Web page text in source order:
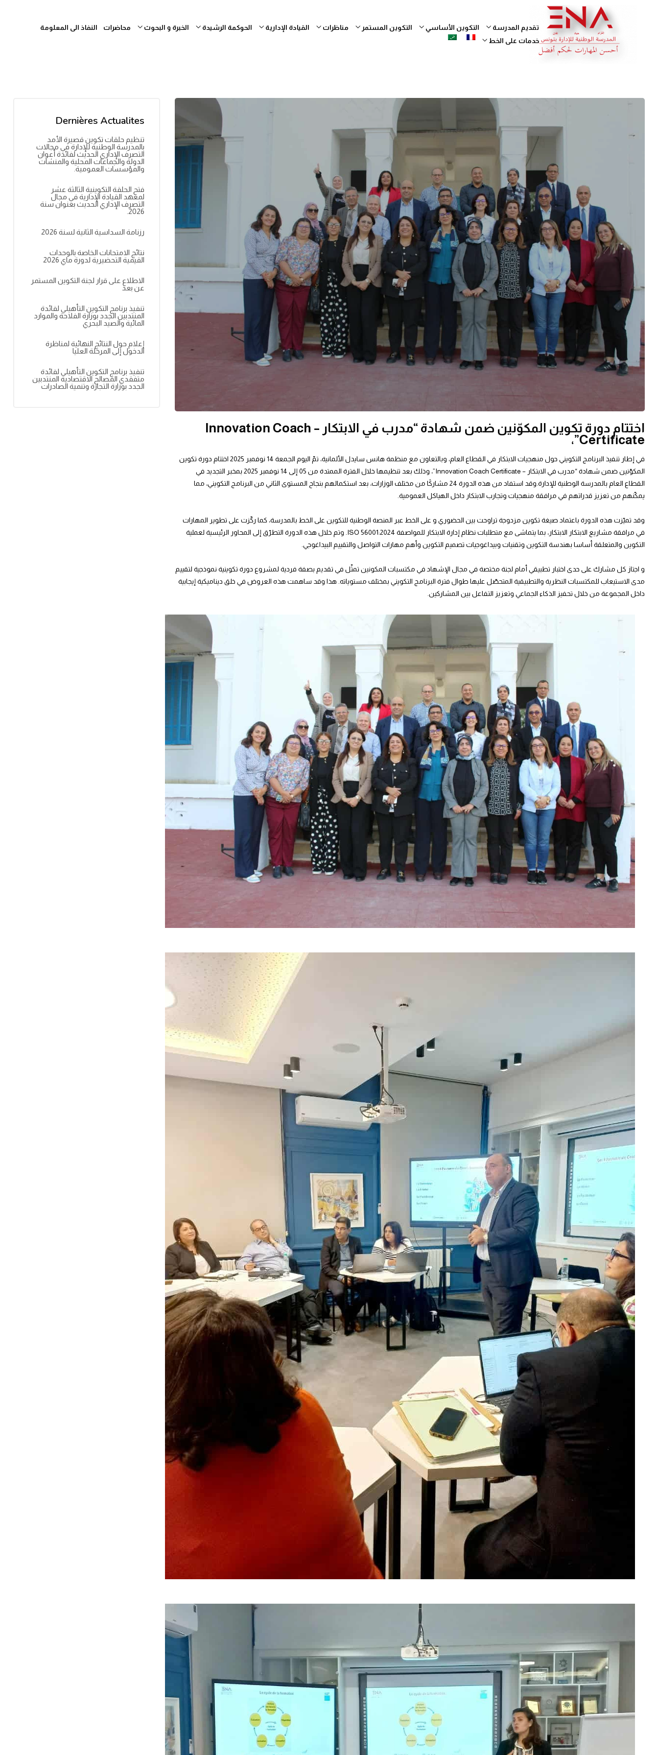
تقديم المدرسة التكوين الأساسي التكوين المستمر مناظرات القيادة الإدارية الحوكمة الرشيدة الخبرة و البحوث محاضرات
النفاذ الى المعلومة
خدمات على الخط
اختتام دورة تكوين المكوّنين ضمن شهادة “مدرب في الابتكار – Innovation Coach
Certificate”،
في إطار تنفيذ البرنامج التكويني حول منهجيات الابتكار في القطاع العام، وبالتعاون مع منظمة هانس سايدل الألمانية، تمّ اليوم الجمعة 14 نوفمبر 2025 اختتام دورة تكوين
المكوّنين ضمن شهادة “مدرب في الابتكار – Innovation Coach Certificate”، وذلك بعد تنظيمها خلال الفترة الممتدة من 05 إلى 14 نوفمبر 2025 بمخبر التجديد في
القطاع العام بالمدرسة الوطنية للإدارة.وقد استفاد من هذه الدورة 24 مشاركًا من مختلف الوزارات، بعد استكمالهم بنجاح المستوى الثاني من البرنامج التكويني، مما
يمكّنهم من تعزيز قدراتهم في مرافقة منهجيات وتجارب الابتكار داخل الهياكل العمومية.
وقد تميّزت هذه الدورة باعتماد صيغة تكوين مزدوجة تراوحت بين الحضوري و على الخط عبر المنصة الوطنية للتكوين على الخط بالمدرسة، كما ركّزت على تطوير المهارات
في مرافقة مشاريع الابتكار الابتكار، بما يتماشى مع متطلبات نظام إدارة الابتكار للمواصفة ISO 56001:2024. وتم خلال هذه الدورة التطرّق إلى المحاور الرئيسية لعملية
التكوين والمتعلقة أساسا بهندسة التكوين وتقنيات وبيداغوجيات تصميم التكوين وأهم مهارات التواصل والتقييم البيداغوجي.
و اجتاز كل مشارك على حدى اختبار تطبيقي أمام لجنة مختصة في مجال الإشهاد في مكتسبات المكونين تمثّل في تقديم بصفة فردية لمشروع دورة تكوينية نموذجية لتقييم
مدى الاستيعاب للمكتسبات النظرية والتطبيقية المتحصّل عليها طوال فترة البرنامج التكويني بمختلف مستوياته. هذا وقد ساهمت هذه العروض في خلق ديناميكية إيجابية
داخل المجموعة من خلال تحفيز الذكاء الجماعي وتعزيز التفاعل بين المشاركين.
Dernières Actualites
تنظيم حلقات تكوين قصيرة الأمد
بالمدرسة الوطنية للإدارة في مجالات
التصرف الإداري الحديث لفائدة أعوان
الدولة والجماعات المحلية والمنشآت
والمؤسسات العمومية.
فتح الحلقة التكوينية الثالثة عشر
لمعهد القيادة الإدارية في مجال
التصرف الإداري الحديث بعنوان سنة
2026.
رزنامة السداسية الثانية لسنة 2026
نتائج الامتحانات الخاصة بالوحدات
القيمية التحضيرية لدورة ماي 2026
الاطلاع على قرار لجنة التكوين المستمر
عن بعد
تنفيذ برنامج التكوين التأهيلي لفائدة
المنتدبين الجدد بوزارة الفلاحة والموارد
المائية والصيد البحري
إعلام حول النتائج النهائية لمناظرة
الدخول إلى المرحلة العليا
تنفيذ برنامج التكوين التأهيلي لفائدة
متفقدي المصالح الاقتصادية المنتدبين
الجدد بوزارة التجارة وتنمية الصادرات